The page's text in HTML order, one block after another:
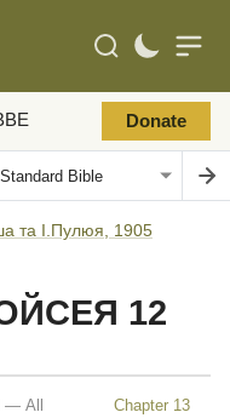
Donate
та І.Пулюя, 1905
12
— All
Chapter 13